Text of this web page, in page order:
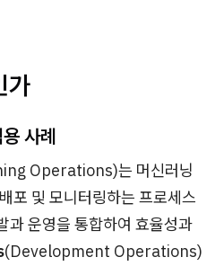
가
사례
Operations)는 머신러닝
포 및 모니터링하는 프로세스
과 운영을 통합하여 효율성과
(Development Operations)